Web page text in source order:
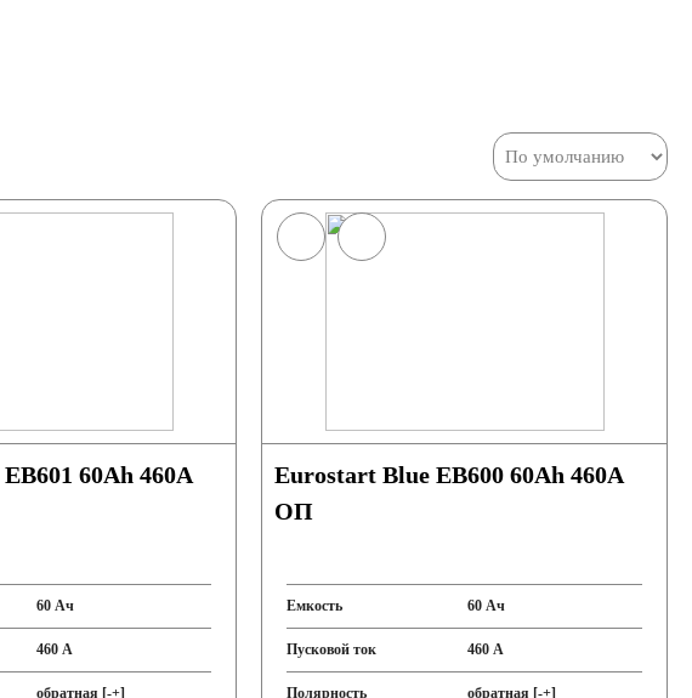
60 Ач
460 А
обратная [-+]
Eurostart Blue EB600 60Ah 460A
ОП
Емкость 60 Ач
Пусковой ток 460 А
Полярность обратная [-+]